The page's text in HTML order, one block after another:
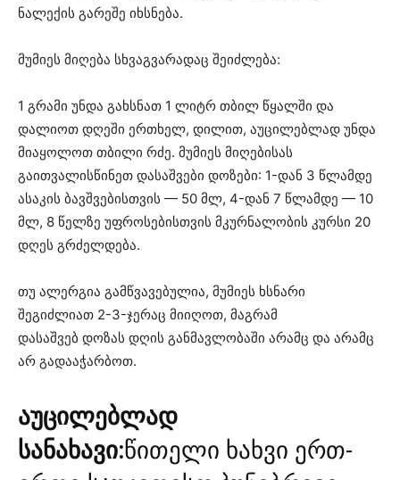
ნალექის გარეშე იხსნება.
მუმიეს მიღება სხვაგვარადაც შეიძლება:
1 გრამი უნდა გახსნათ 1 ლიტრ თბილ წყალში და
დალიოთ დღეში ერთხელ, დილით, აუცილებლად უნდა
მიაყოლოთ თბილი რძე. მუმიეს მიღებისას
გაითვალისწინეთ დასაშვები დოზები: 1-დან 3 წლამდე
ასაკის ბავშვებისთვის — 50 მლ, 4-დან 7 წლამდე — 10
მლ, 8 წელზე უფროსებისთვის მკურნალობის კურსი 20
დღეს გრძელდება.
თუ ალერგია გამწვავებულია, მუმიეს ხსნარი
შეგიძლიათ 2-3-ჯერაც მიიღოთ, მაგრამ
დასაშვებ დოზას დღის განმავლობაში არამც და არამც
არ გადააჭარბოთ.
აუცილებლად
სანახავი:წითელი ხახვი ერთ-